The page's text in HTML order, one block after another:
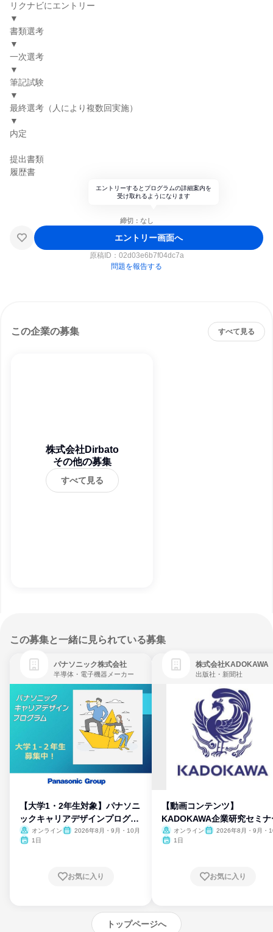
リクナビにエントリー
▼
書類選考
▼
一次選考
▼
筆記試験
▼
最終選考（人により複数回実施）
▼
内定
提出書類
履歴書
エントリーするとプログラムの詳細案内を
受け取れるようになります
締切：なし
エントリー画面へ
原稿ID： 02d03e6b7f04dc7a
問題を報告する
この企業の募集 すべて見る
株式会社Dirbato
その他の募集
すべて見る
この募集と一緒に見られている募集
パナソニック株式会社
半導体・電子機器メーカー
【大学1・2年生対象】パナソニ
ックキャリアデザインプログラ
ム
オンライン
2026年8月・9月・10月
1日
お気に入り
株式会社KADOKAWA
出版社・新聞社
【動画コンテンツ】
KADOKAWA企業研究セミナ
オンライン
2026年8月・9月・
1日
お気に入り
トップページへ